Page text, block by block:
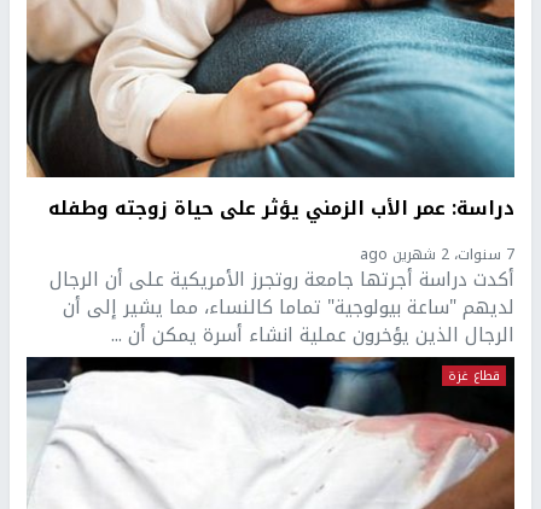
دراسة: عمر الأب الزمني يؤثر على حياة زوجته وطفله
7 سنوات، 2 شهرين ago
أكدت دراسة أجرتها جامعة روتجرز الأمريكية على أن الرجال
لديهم "ساعة بيولوجية" تماما كالنساء، مما يشير إلى أن
الرجال الذين يؤخرون عملية انشاء أسرة يمكن أن ...
قطاع غزة